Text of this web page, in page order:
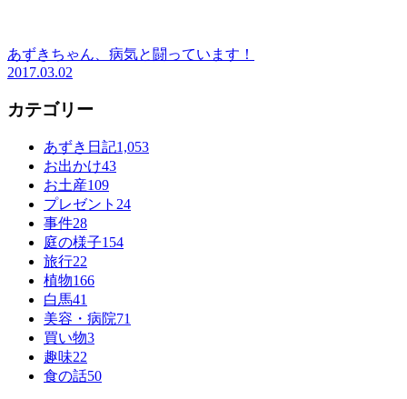
あずきちゃん、病気と闘っています！
2017.03.02
カテゴリー
あずき日記1,053
お出かけ43
お土産109
プレゼント 24
事件28
庭の様子154
旅行22
植物166
白馬41
美容・病院71
買い物3
趣味22
食の話50